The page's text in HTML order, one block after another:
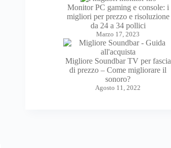
Monitor PC gaming e console: i
migliori per prezzo e risoluzione
da 24 a 34 pollici
Marzo 17, 2023
Migliore Soundbar TV per fascia
di prezzo – Come migliorare il
sonoro?
Agosto 11, 2022